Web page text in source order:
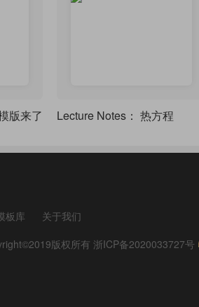
版来了 Lecture Notes： 热方程
板库
关于我们
版权所有 浙ICP备2020033727号